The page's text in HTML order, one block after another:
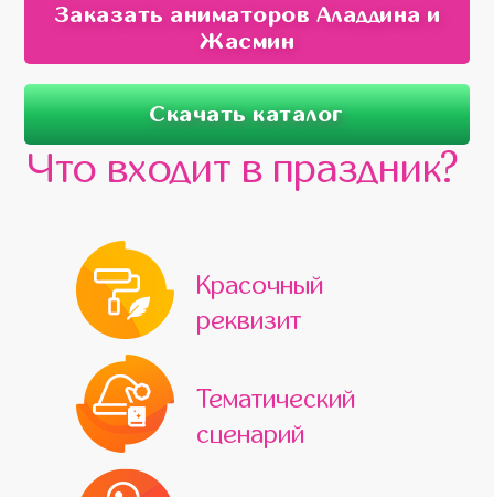
Заказать аниматоров Аладдина и
Жасмин
Скачать каталог
Что входит в праздник?
Красочный
реквизит
Тематический
сценарий